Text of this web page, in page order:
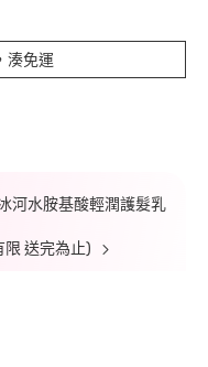
湊免運
河水胺基酸輕潤護髮乳
送完為止)